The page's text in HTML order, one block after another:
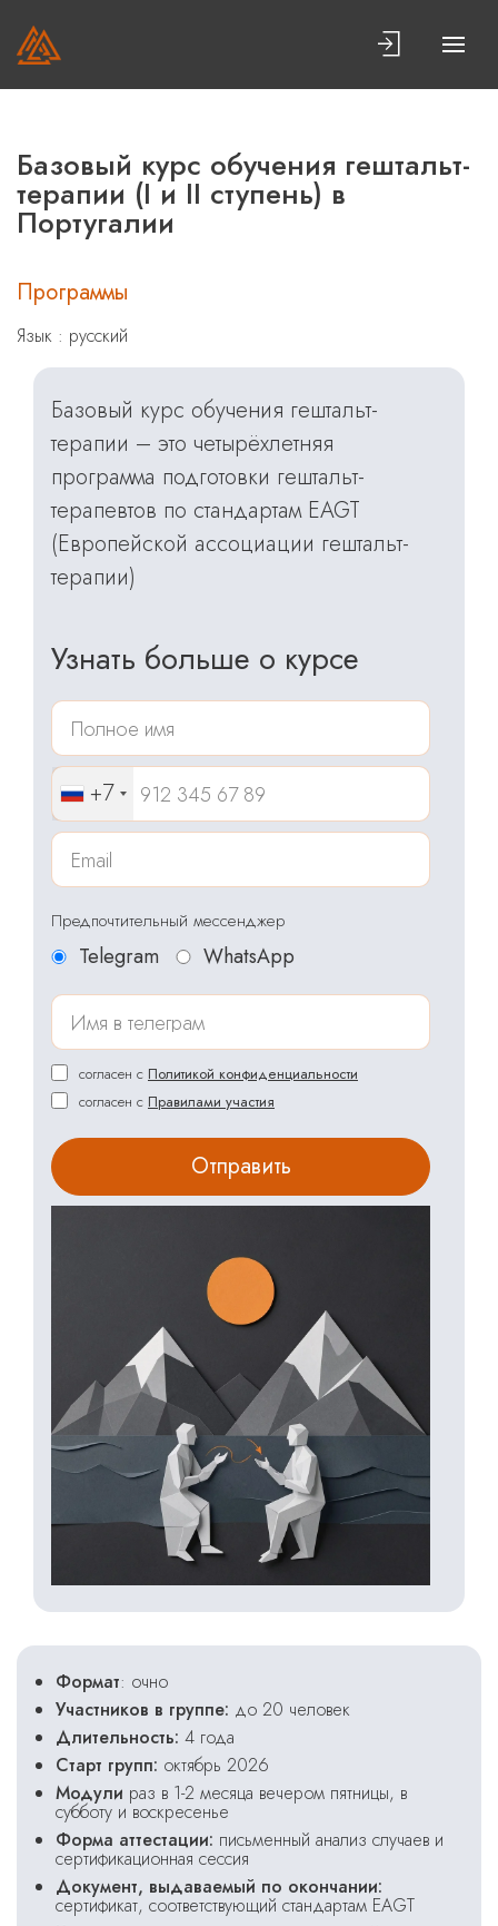
Базовый курс обучения гештальт-
терапии (I и II ступень) в
Португалии
Программы
Язык : русский
Базовый курс обучения гештальт-
терапии – это четырёхлетняя
программа подготовки гештальт-
терапевтов по стандартам EAGT
(Европейской ассоциации гештальт-
терапии)
Узнать больше о курсе
+7
Предпочтительный мессенджер
Telegram WhatsApp
согласен с Политикой конфиденциальности
согласен с Правилами участия
Формат: очно
Участников в группе: до 20 человек
Длительность: 4 года
Старт групп: октябрь 2026
Модули раз в 1-2 месяца вечером пятницы, в
субботу и воскресенье
Форма аттестации: письменный анализ случаев и
сертификационная сессия
Документ, выдаваемый по окончании:
сертификат, соответствующий стандартам EAGT